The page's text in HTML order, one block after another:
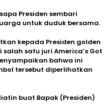
Presiden sembari
untuk duduk bersama.
kepada Presiden golden
satu juri America’s Got
bahwa ini
tersebut diperlihatkan
buat Bapak (Presiden)